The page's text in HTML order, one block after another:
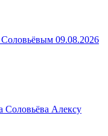
09.08.2026
Алексу